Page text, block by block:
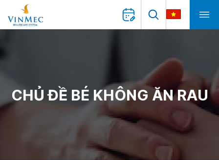
CHỦ ĐỀ BÉ KHÔNG ĂN RAU